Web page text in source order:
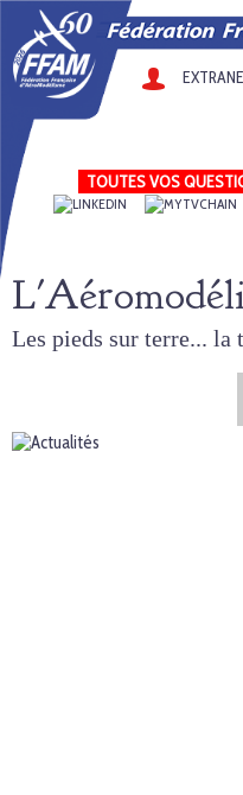
TOUTES VOS
Les pieds sur terre... la